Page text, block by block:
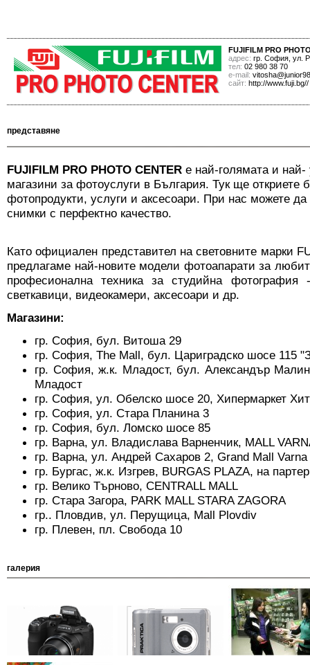
FUJIFILM PRO
адрес: гр. София, ул.
тел: 02 980 38 70
е-mail:
сайт: http://www.fuji.bg//
представяне
FUJIFILM PRO PHOTO CENTER е най-голямата и
магазини за фотоуслуги в България. Тук ще откриете
фотопродукти, услуги и аксесоари. При нас можете
снимки с перфектно качество.
Като официален представител на световните марки
предлагаме най-новите модели фотоапарати за
професионална техника за студийна фотография
светкавици, видеокамери, аксесоари и др.
Магазини:
гр. София, бул. Витоша 29
гр. София, The Mall, бул. Цариградско шосе 115
гр. София, ж.к. Младост, бул. Александър
Младост
гр. София, ул. Обелско шосе 20, Хипермаркет
гр. София, ул. Стара Планина 3
гр. София, бул. Ломско шосе 85
гр. Варна, ул. Владислaва Варненчик, MALL
гр. Варна, ул. Андрей Сахаров 2, Grand Mall Varna
гр. Бургас, ж.к. Изгрев, BURGAS PLAZA, на
гр. Велико Търново, CENTRALL MALL
гр. Стара Загора, PARK MALL STARA ZAGORA
гр.. Пловдив, ул. Перущица, Mall Plovdiv
гр. Плевен, пл. Свобода 10
галерия